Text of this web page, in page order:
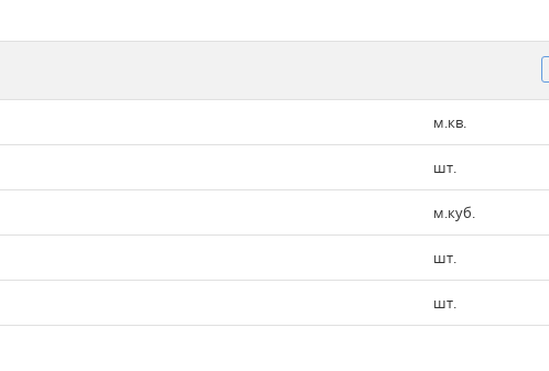
м.кв.
шт.
м.куб.
шт.
шт.